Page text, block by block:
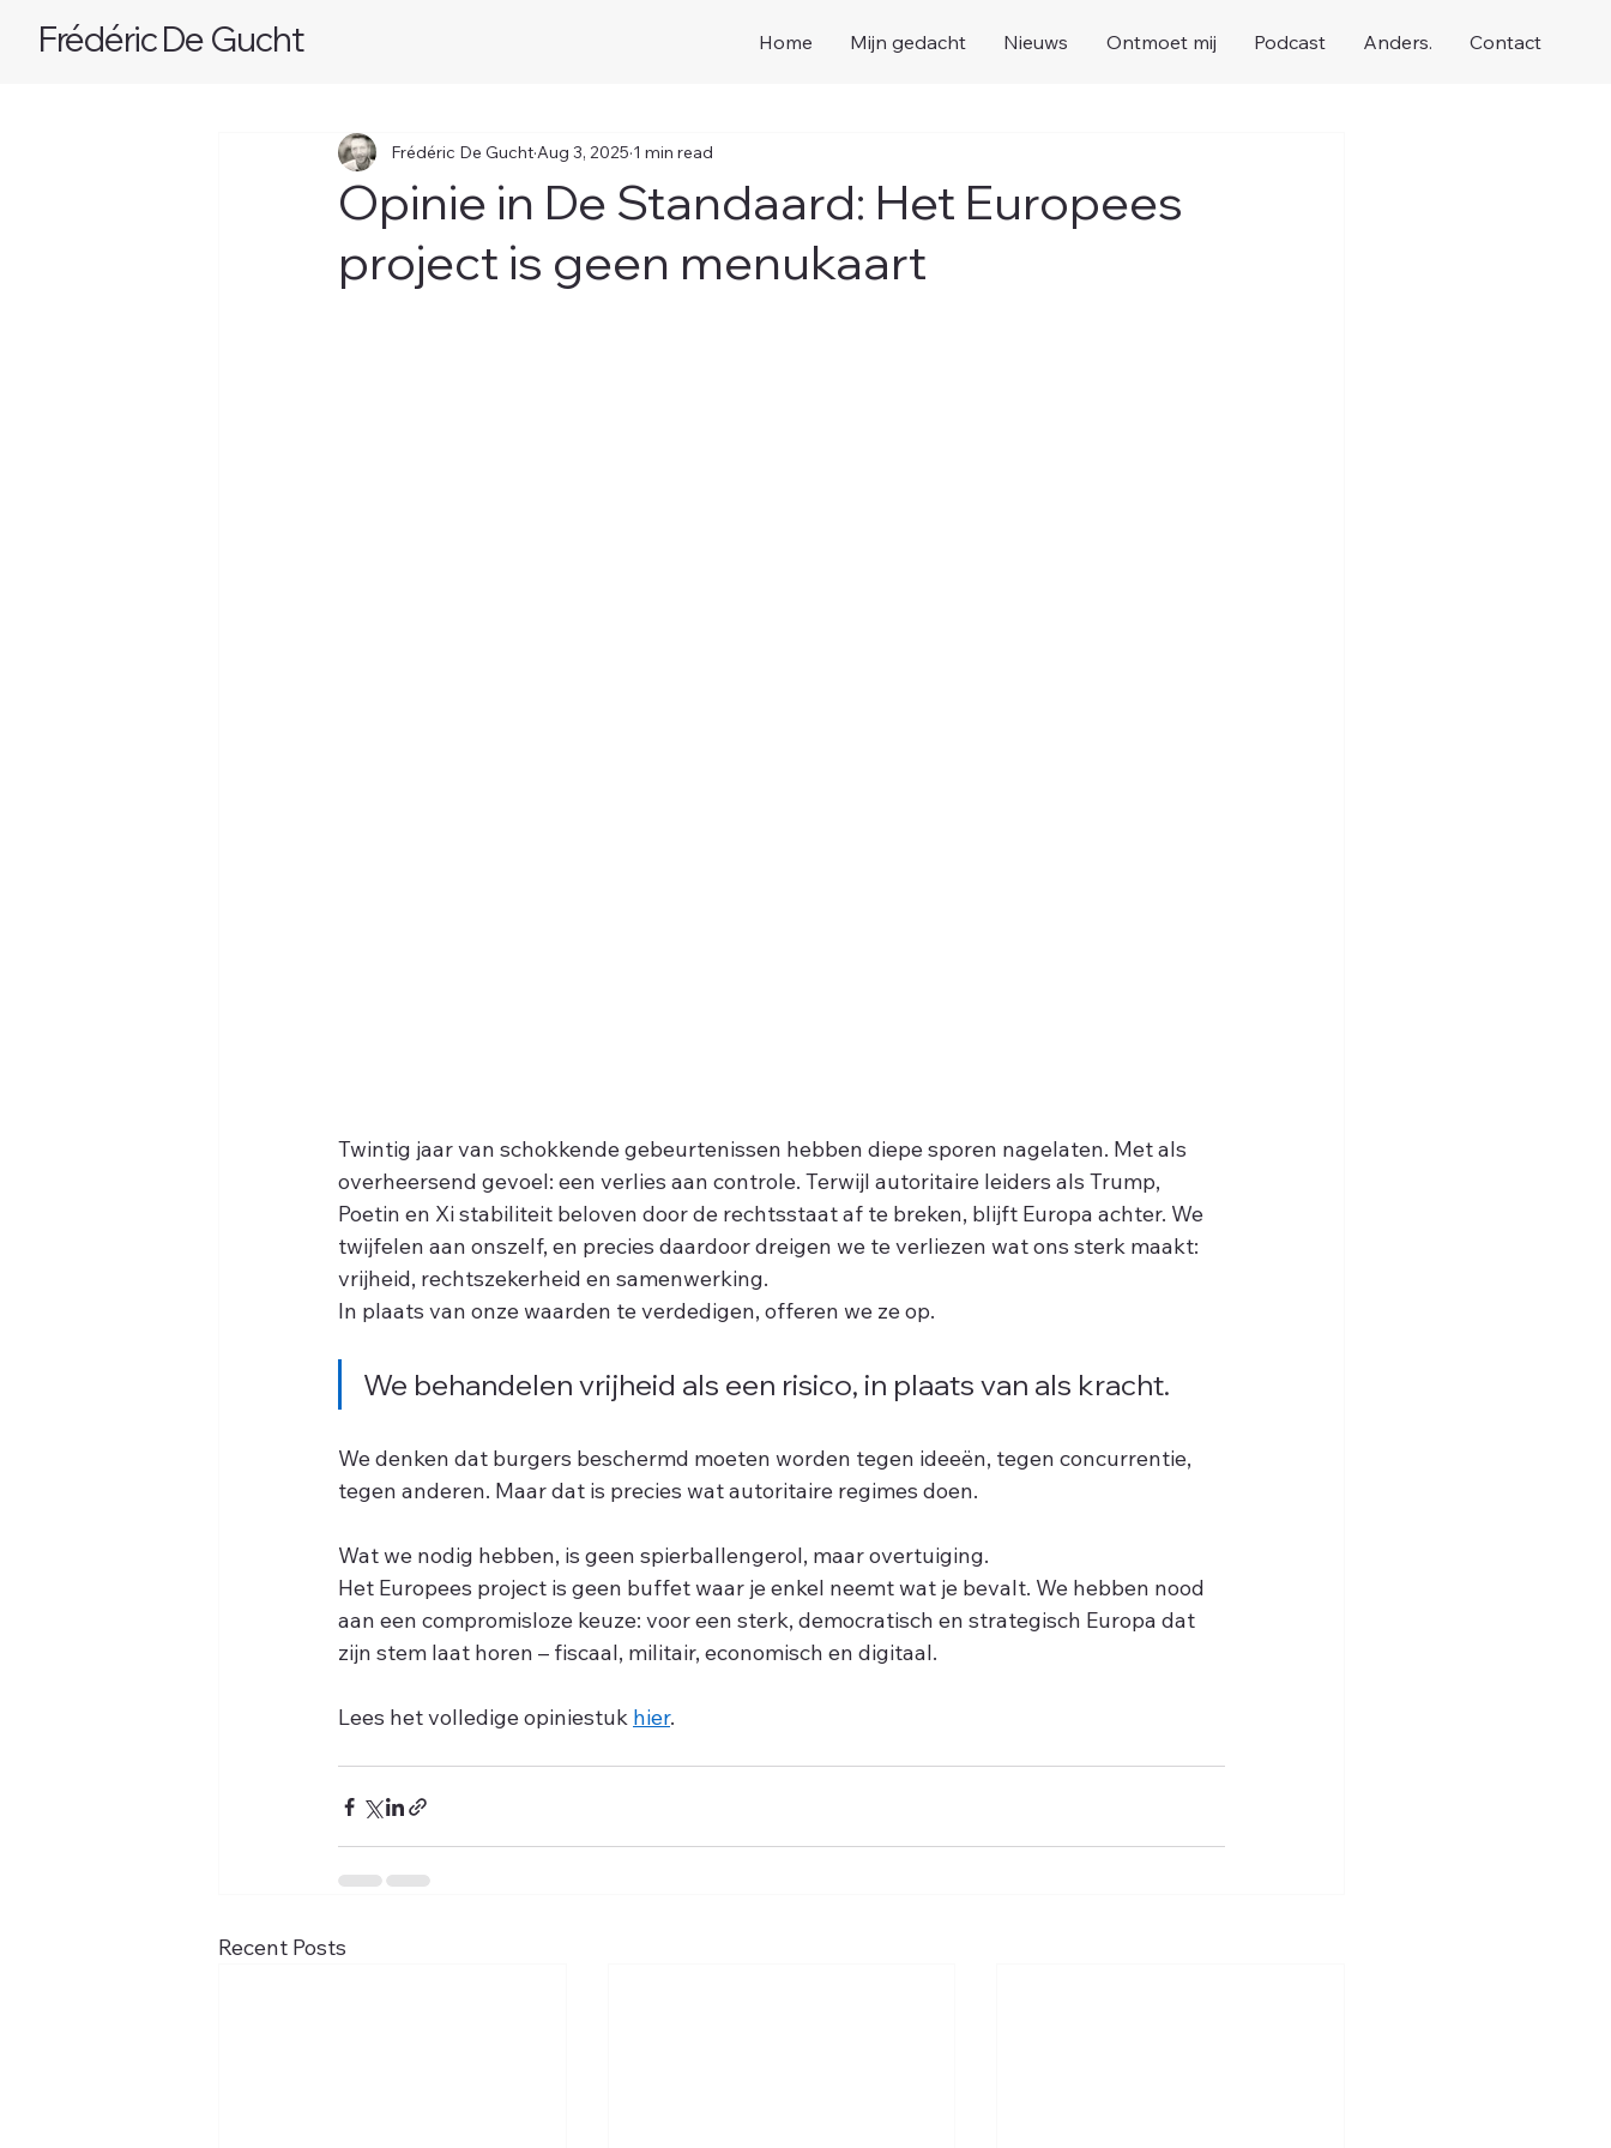
Frédéric De Gucht Home Mijn gedacht Nieuws Ontmoet mij Podcast Anders. Contact
Opinie in De Standaard: Het Europees
project is geen menukaart
Frédéric De Gucht Aug 3, 2025 1 min read
Twintig jaar van schokkende gebeurtenissen hebben diepe sporen nagelaten. Met als
overheersend gevoel: een verlies aan controle. Terwijl autoritaire leiders als Trump,
Poetin en Xi stabiliteit beloven door de rechtsstaat af te breken, blijft Europa achter. We
twijfelen aan onszelf, en precies daardoor dreigen we te verliezen wat ons sterk maakt:
vrijheid, rechtszekerheid en samenwerking.
In plaats van onze waarden te verdedigen, offeren we ze op.
We behandelen vrijheid als een risico, in plaats van als kracht.
We denken dat burgers beschermd moeten worden tegen ideeën, tegen concurrentie,
tegen anderen. Maar dat is precies wat autoritaire regimes doen.
Wat we nodig hebben, is geen spierballengerol, maar overtuiging.
Het Europees project is geen buffet waar je enkel neemt wat je bevalt. We hebben nood
aan een compromisloze keuze: voor een sterk, democratisch en strategisch Europa dat
zijn stem laat horen – fiscaal, militair, economisch en digitaal.
Lees het volledige opiniestuk hier.
Recent Posts